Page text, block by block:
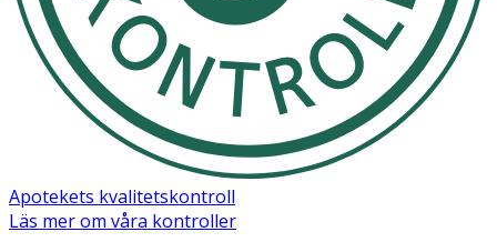
Apotekets kvalitetskontroll
Läs mer om våra kontroller